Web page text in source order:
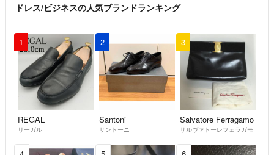
●ペット用品も扱っておりますが、自宅ではペットは飼っておらず、喫
煙もしていません。
よろしくお願い致します⭐️⭐️
ドレス/ビジネスの人気ブランドランキング
1
REGAL
リーガル
2
Santoni
サントーニ
3
Salvatore Ferragamo
サルヴァトーレフェラガモ